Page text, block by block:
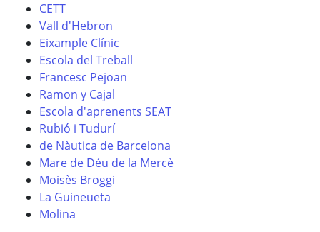
CETT
Vall d'Hebron
Eixample Clínic
Escola del Treball
Francesc Pejoan
Ramon y Cajal
Escola d'aprenents SEAT
Rubió i Tudurí
de Nàutica de Barcelona
Mare de Déu de la Mercè
Moisès Broggi
La Guineueta
Molina